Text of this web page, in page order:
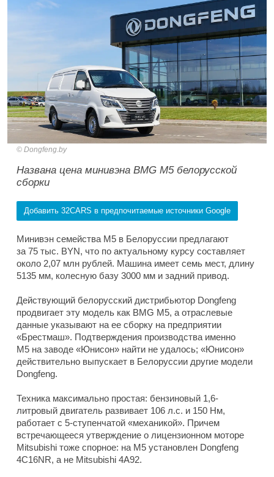
Dongfeng.by
Названа цена минивэна BMG M5 белорусской
сборки
Добавить 32CARS в предпочитаемые источники Google
Минивэн семейства M5 в Белоруссии предлагают
за 75 тыс. BYN, что по актуальному курсу составляет
около 2,07 млн рублей. Машина имеет семь мест, длину
5135 мм, колесную базу 3000 мм и задний привод.
Действующий белорусский дистрибьютор Dongfeng
продвигает эту модель как BMG M5, а отраслевые
данные указывают на ее сборку на предприятии
«Брестмаш». Подтверждения производства именно
M5 на заводе «Юнисон» найти не удалось; «Юнисон»
действительно выпускает в Белоруссии другие модели
Dongfeng.
Техника максимально простая: бензиновый 1,6-
литровый двигатель развивает 106 л.с. и 150 Нм,
работает с 5-ступенчатой «механикой». Причем
встречающееся утверждение о лицензионном моторе
Mitsubishi тоже спорное: на M5 установлен Dongfeng
4C16NR, а не Mitsubishi 4A92.